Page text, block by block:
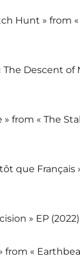
Hunt » from «
The Descent of
» from « The
que Français
» EP (2022)
from «